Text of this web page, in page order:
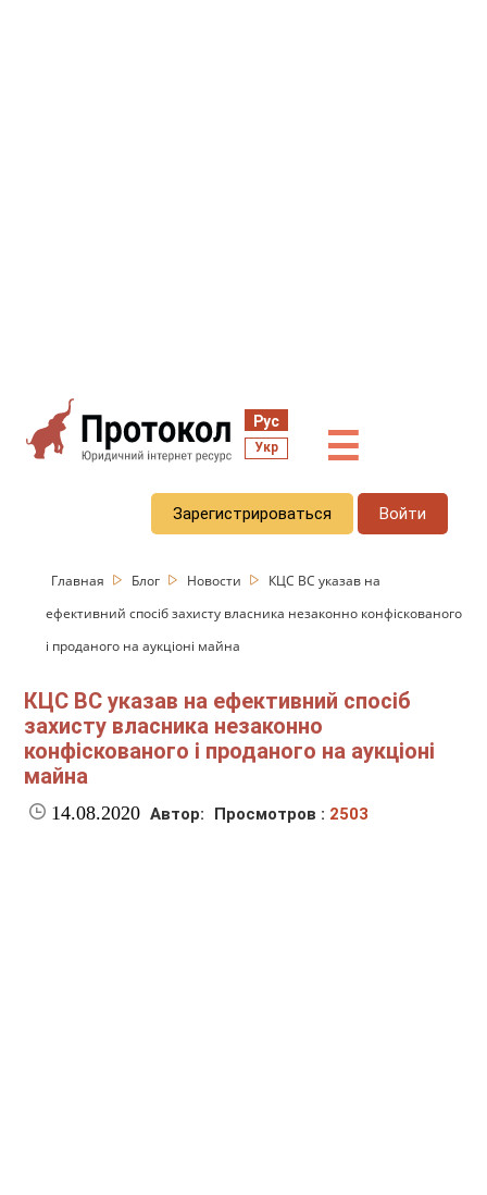
Рус
Укр ☰
Зарегистрироваться Войти
Главная Блог Новости
КЦС ВС указав на
ефективний спосіб захисту власника незаконно конфіскованого
і проданого на аукціоні майна
КЦС ВС указав на ефективний спосіб
захисту власника незаконно
конфіскованого і проданого на аукціоні
майна
14.08.2020 Автор: Просмотров : 2503